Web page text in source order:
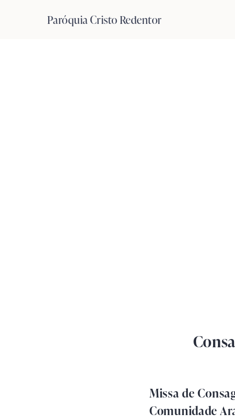
Paróquia Cristo Redentor
Missa de
Comunidade